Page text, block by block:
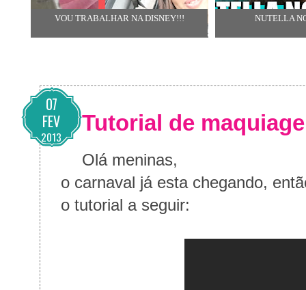
VOU TRABALHAR NA DISNEY!!! NUTELLA
07
FEV
2013
Tutorial de
Olá meninas,
o carnaval já esta chegando,
o tutorial a seguir: